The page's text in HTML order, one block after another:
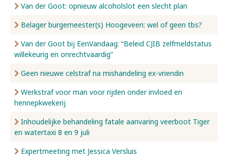
Van der Goot: opnieuw alcoholslot een slecht plan
Belager burgemeester(s) Hoogeveen: wel of geen tbs?
Van der Goot bij EenVandaag: “Beleid CJIB zelfmeldstatus
willekeurig en onrechtvaardig”
Geen nieuwe celstraf na mishandeling ex-vriendin
Werkstraf voor man voor rijden onder invloed en
hennepkwekerij
Inhoudelijke behandeling fatale aanvaring veerboot Tiger
en watertaxi 8 en 9 juli
Expertmeeting met Jessica Versluis